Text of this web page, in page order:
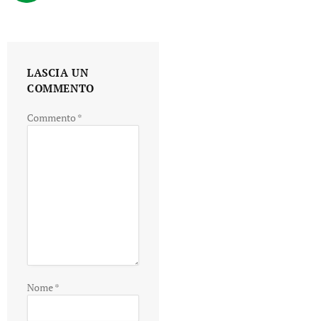
LASCIA UN
COMMENTO
Commento *
Nome*